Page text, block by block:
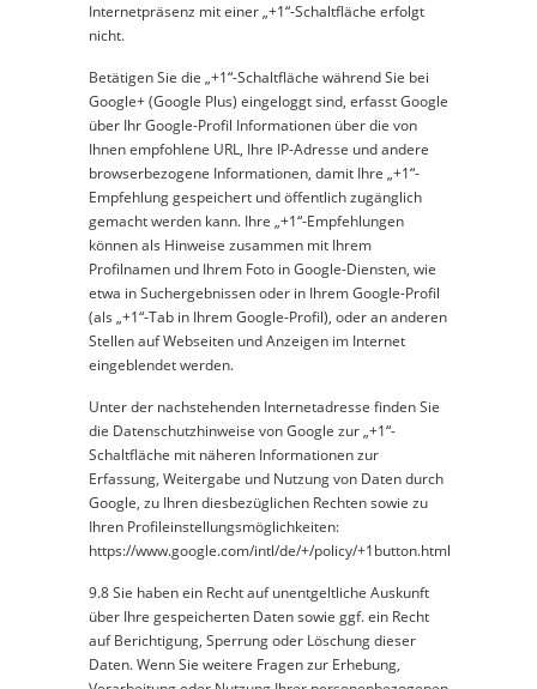
Internetpräsenz mit einer „+1“-Schaltfläche erfolgt
nicht.
Betätigen Sie die „+1“-Schaltfläche während Sie bei
Google+ (Google Plus) eingeloggt sind, erfasst Google
über Ihr Google-Profil Informationen über die von
Ihnen empfohlene URL, Ihre IP-Adresse und andere
browserbezogene Informationen, damit Ihre „+1“-
Empfehlung gespeichert und öffentlich zugänglich
gemacht werden kann. Ihre „+1“-Empfehlungen
können als Hinweise zusammen mit Ihrem
Profilnamen und Ihrem Foto in Google-Diensten, wie
etwa in Suchergebnissen oder in Ihrem Google-Profil
(als „+1“-Tab in Ihrem Google-Profil), oder an anderen
Stellen auf Webseiten und Anzeigen im Internet
eingeblendet werden.
Unter der nachstehenden Internetadresse finden Sie
die Datenschutzhinweise von Google zur „+1“-
Schaltfläche mit näheren Informationen zur
Erfassung, Weitergabe und Nutzung von Daten durch
Google, zu Ihren diesbezüglichen Rechten sowie zu
Ihren Profileinstellungsmöglichkeiten:
https://www.google.com/intl/de/+/policy/+1button.html
9.8 Sie haben ein Recht auf unentgeltliche Auskunft
über Ihre gespeicherten Daten sowie ggf. ein Recht
auf Berichtigung, Sperrung oder Löschung dieser
Daten. Wenn Sie weitere Fragen zur Erhebung,